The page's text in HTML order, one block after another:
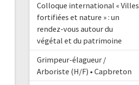
Colloque international « Villes
fortifiées et nature » : un
rendez-vous autour du
végétal et du patrimoine
Grimpeur-élagueur /
Arboriste (H/F) • Capbreton